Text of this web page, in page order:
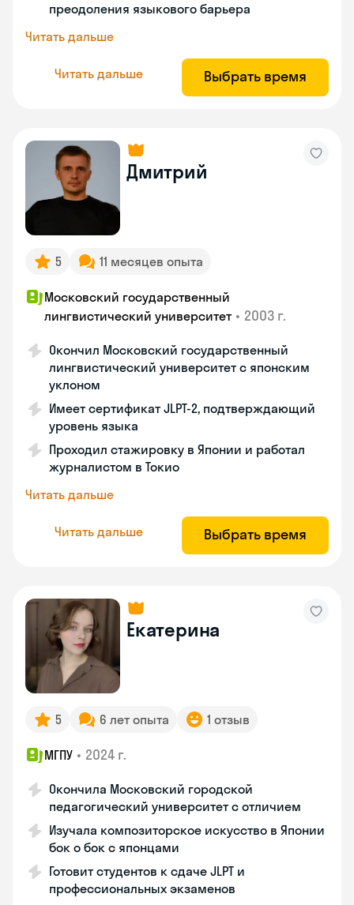
преодоления языкового барьера
Читать дальше
Читать дальше Выбрать время
Дмитрий
5 11 месяцев опыта
Московский государственный
лингвистический университет • 2003 г.
Окончил Московский государственный
лингвистический университет с японским
уклоном
Имеет сертификат JLPT-2, подтверждающий
уровень языка
Проходил стажировку в Японии и работал
журналистом в Токио
Читать дальше
Читать дальше Выбрать время
Екатерина
5 6 лет опыта 1 отзыв
МГПУ • 2024 г.
Окончила Московский городской
педагогический университет с отличием
Изучала композиторское искусство в Японии
бок о бок с японцами
Готовит студентов к сдаче JLPT и
профессиональных экзаменов